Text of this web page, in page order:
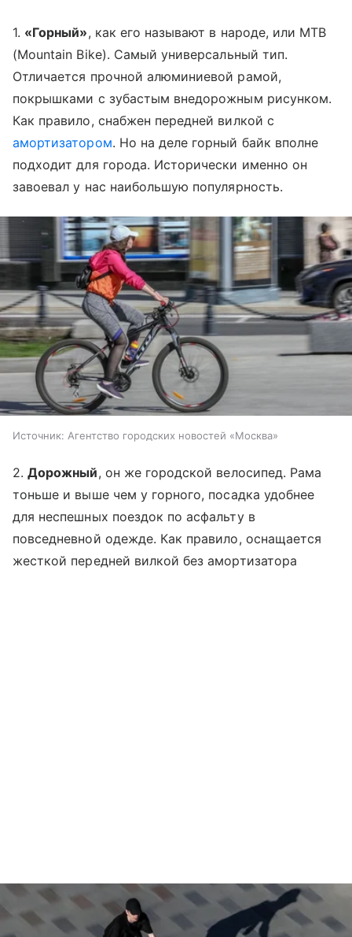
1. «Горный», как его называют в народе, или MTB
(Mountain Bike). Самый универсальный тип.
Отличается прочной алюминиевой рамой,
покрышками с зубастым внедорожным рисунком.
Как правило, снабжен передней вилкой с
амортизатором. Но на деле горный байк вполне
подходит для города. Исторически именно он
завоевал у нас наибольшую популярность.
Источник: Агентство городских новостей «Москва»
2.Дорожный, он же городской велосипед. Рама
тоньше и выше чем у горного, посадка удобнее
для неспешных поездок по асфальту в
повседневной одежде. Как правило, оснащается
жесткой передней вилкой без амортизатора